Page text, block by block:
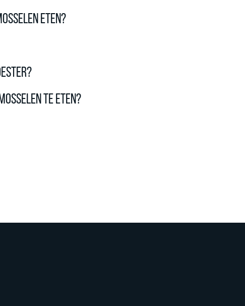
eten?
te eten?